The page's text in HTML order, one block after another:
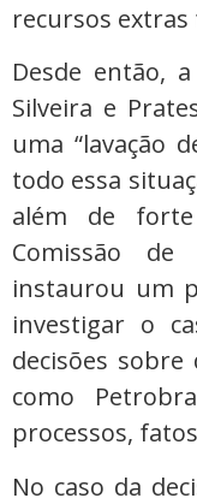
recursos
Desde então,
Silveira e
uma “lavação
todo essa
além de
Comissão de
instaurou um
investigar o
decisões
como
processos,
No caso da